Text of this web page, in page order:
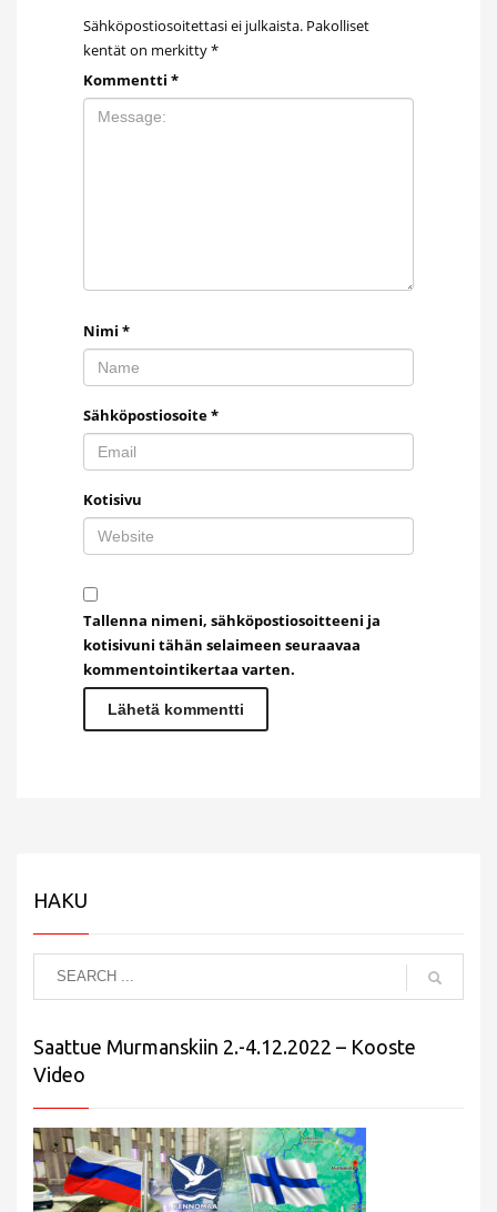
Sähköpostiosoitettasi ei julkaista. Pakolliset
kentät on merkitty*
Kommentti *
Nimi *
Sähköpostiosoite*
Kotisivu
Tallenna nimeni, sähköpostiosoitteeni ja
kotisivuni tähän selaimeen seuraavaa
kommentointikertaa varten.
HAKU
Saattue Murmanskiin 2.-4.12.2022 – Kooste
Video